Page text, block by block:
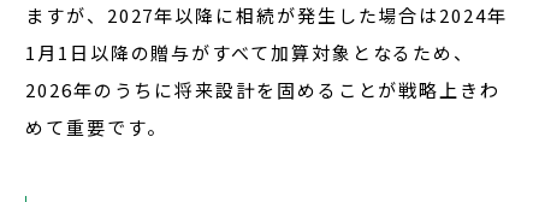
ますが、 2027年以降に相続が発生した場合は2024年
1月1日以降の贈与がすべて加算対象となる ため、
2026年のうちに将来設計を固めることが戦略上きわ
めて重要です。